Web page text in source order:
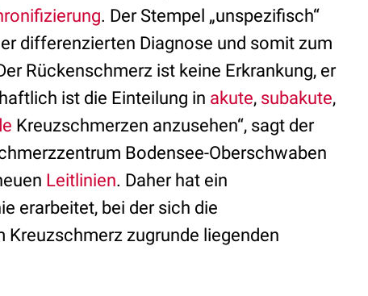
. Der Stempel „unspezifisch“
differenzierten Diagnose und somit zum
Rückenschmerz ist keine Erkrankung, er
ist die Einteilung in akute, subakute,
Kreuzschmerzen anzusehen“, sagt der
Bodensee-Oberschwaben
Leitlinien. Daher hat ein
erarbeitet, bei der sich die
Kreuzschmerz zugrunde liegenden